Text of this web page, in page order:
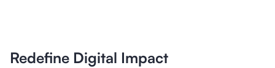
Redefine Digital Impact